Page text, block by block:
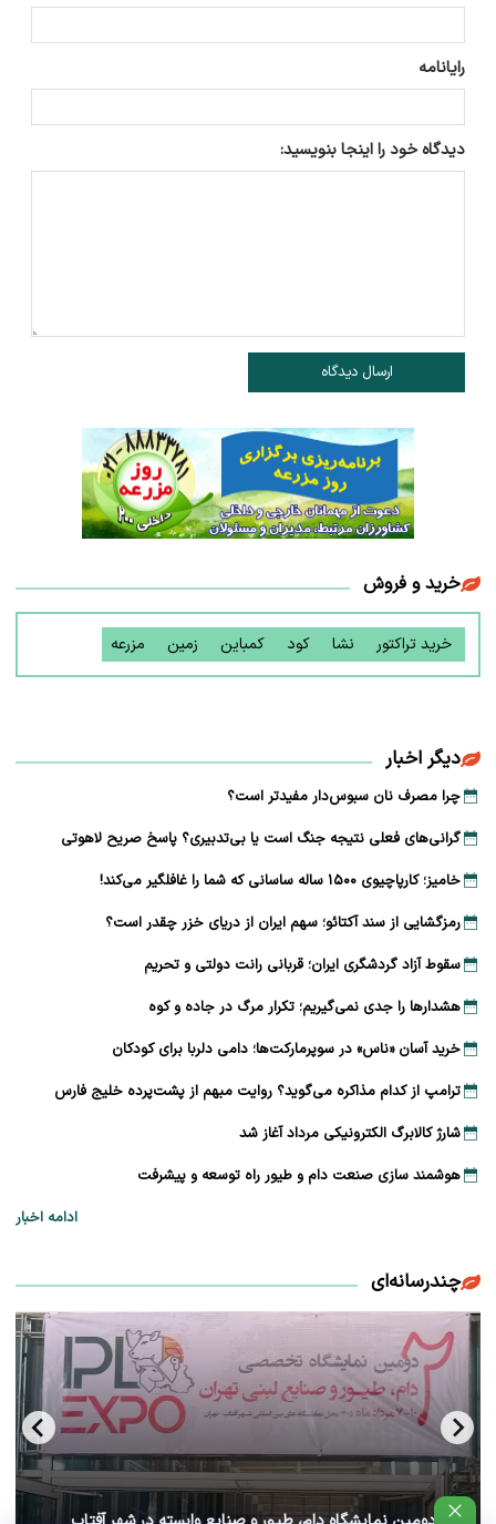
رایانامه
دیدگاه خود را اینجا بنویسید:
ارسال دیدگاه
خرید و فروش
خرید تراکتور نشا کود کمباین زمین مزرعه
دیگر اخبار
چرا مصرف نان سبوس‌دار مفیدتر است؟
گرانی‌های فعلی نتیجه جنگ است یا بی‌تدبیری؟ پاسخ صریح لاهوتی
خامیز؛ کارپاچیوی ۱۵۰۰ ساله ساسانی که شما را غافلگیر می‌کند!
رمزگشایی از سند آکتائو؛ سهم ایران از دریای خزر چقدر است؟
سقوط آزاد گردشگری ایران؛ قربانی رانت دولتی و تحریم
هشدارها را جدی نمی‌گیریم؛ تکرار مرگ در جاده و کوه
خرید آسان «ناس» در سوپرمارکت‌ها؛ دامی دلربا برای کودکان
ترامپ از کدام مذاکره می‌گوید؟ روایت مبهم از پشت‌پرده خلیج فارس
شارژ کالابرگ الکترونیکی مرداد آغاز شد
هوشمند سازی صنعت دام و طیور راه توسعه و پیشرفت
ادامه اخبار
چندرسانه‌ای